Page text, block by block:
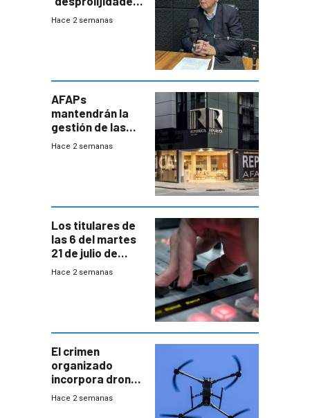
que la
Hace 2 semanas
AFAPs
mantendrán la
gestión de las
cuentas
Hace 2 semanas
Los titulares de
las 6 del martes
21 de julio de
2026
Hace 2 semanas
El crimen
organizado
incorpora drones
y abre un nuevo
Hace 2 semanas